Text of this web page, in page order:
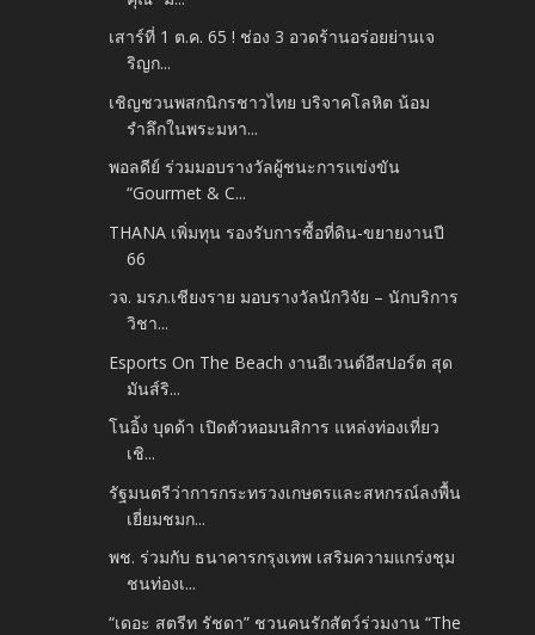
เสาร์ที่ 1 ต.ค. 65 ! ช่อง 3 อวดร้านอร่อยย่านเจ
ริญก...
เชิญชวนพสกนิกรชาวไทย บริจาคโลหิต น้อม
รำลึกในพระมหา...
พอลดีย์ ร่วมมอบรางวัลผู้ชนะการแข่งขัน
“Gourmet & C...
THANA เพิ่มทุน รองรับการซื้อที่ดิน-ขยายงานปี
66
วจ. มรภ.เชียงราย มอบรางวัลนักวิจัย – นักบริการ
วิชา...
Esports On The Beach งานอีเวนต์อีสปอร์ต สุด
มันส์ริ...
โนอิ้ง บุดด้า เปิดตัวหอมนสิการ แหล่งท่องเที่ยว
เชิ...
รัฐมนตรีว่าการกระทรวงเกษตรและสหกรณ์ลงพื้น
เยี่ยมชมก...
พช. ร่วมกับ ธนาคารกรุงเทพ เสริมความแกร่งชุม
ชนท่องเ...
“เดอะ สตรีท รัชดา” ชวนคนรักสัตว์ร่วมงาน “The